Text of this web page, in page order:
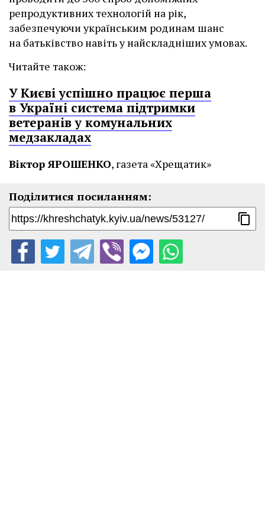
репродуктивних технологій на рік,
забезпечуючи українським родинам шанс
на батьківство навіть у найскладніших умовах.
Читайте також:
У Києві успішно працює перша
в Україні система підтримки
ветеранів у комунальних
медзакладах
Віктор ЯРОШЕНКО, газета «Хрещатик»